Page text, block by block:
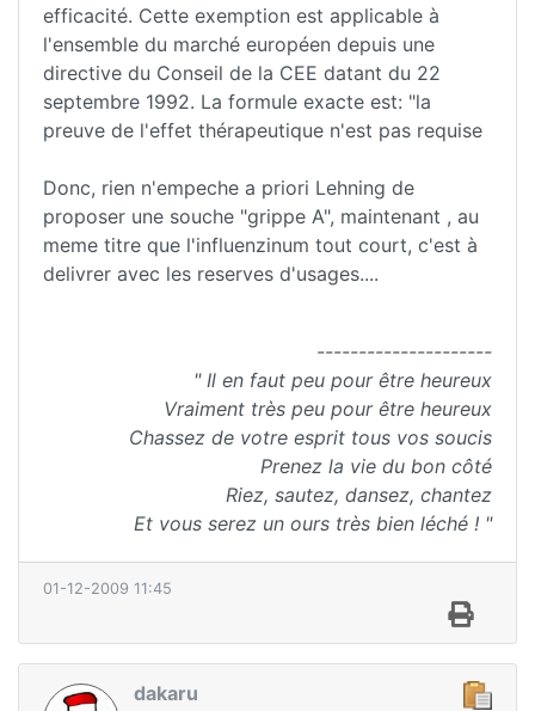
efficacité. Cette exemption est applicable à
l'ensemble du marché européen depuis une
directive du Conseil de la CEE datant du 22
septembre 1992. La formule exacte est: "la
preuve de l'effet thérapeutique n'est pas requise
Donc, rien n'empeche a priori Lehning de
proposer une souche "grippe A", maintenant , au
meme titre que l'influenzinum tout court, c'est à
delivrer avec les reserves d'usages....
---------------------
" Il en faut peu pour être heureux
Vraiment très peu pour être heureux
Chassez de votre esprit tous vos soucis
Prenez la vie du bon côté
Riez, sautez, dansez, chantez
Et vous serez un ours très bien léché ! "
01-12-2009 11:45
dakaru